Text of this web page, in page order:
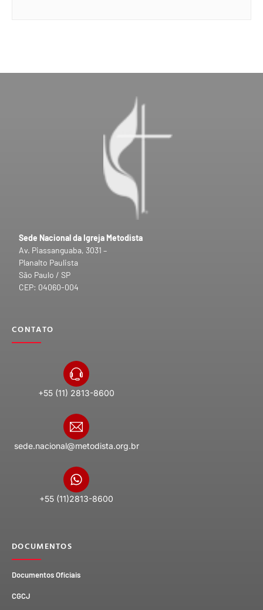
Sede Nacional da Igreja Metodista
Av. Piassanguaba, 3031 –
Planalto Paulista
São Paulo / SP
CEP: 04060-004
CONTATO
+55 (11) 2813-8600
sede.nacional@metodista.org.br
+55 (11)2813-8600
DOCUMENTOS
Documentos Oficiais
CGCJ